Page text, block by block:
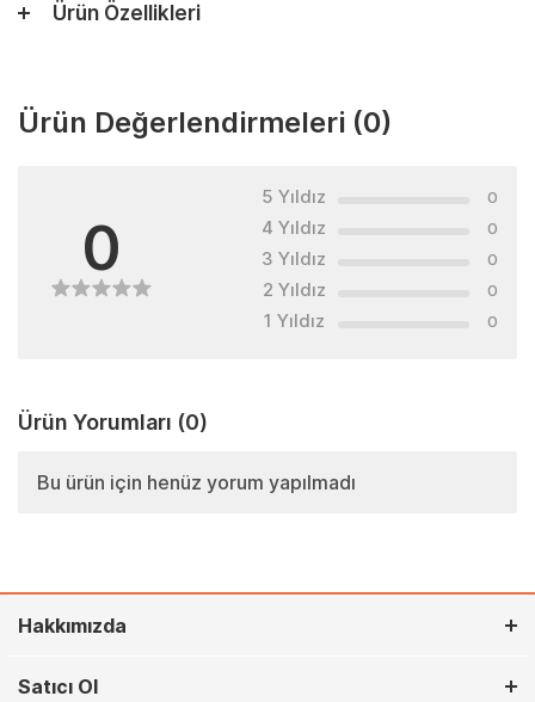
Ürün Özellikleri
Ürün Değerlendirmeleri (0)
0
5 Yıldız 0
4 Yıldız 0
3 Yıldız 0
2 Yıldız 0
1 Yıldız 0
Ürün Yorumları (0)
Bu ürün için henüz yorum yapılmadı
Hakkımızda
Satıcı Ol